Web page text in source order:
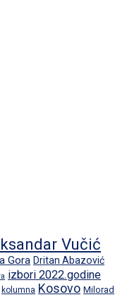
Vučić
Gora Dritan Abazović
izbori 2022.godine
kolumna Kosovo Milorad